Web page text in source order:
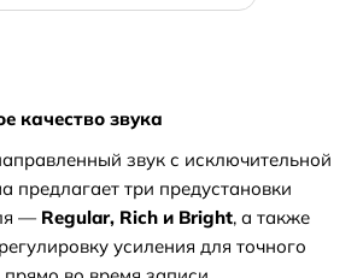
качество звука
звук с исключительной
предлагает три предустановки
— Regular, Rich и Bright, а также
усиления для точного